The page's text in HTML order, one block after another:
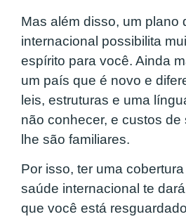
Mas além disso, um plano
internacional possibilita
espírito para você. Ainda
um país que é novo e
leis, estruturas e uma
não conhecer, e custos de
lhe são familiares.
Por isso, ter uma
saúde internacional te
que você está